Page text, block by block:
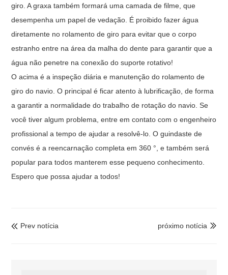
giro. A graxa também formará uma camada de filme, que
desempenha um papel de vedação. É proibido fazer água
diretamente no rolamento de giro para evitar que o corpo
estranho entre na área da malha do dente para garantir que a
água não penetre na conexão do suporte rotativo!
O acima é a inspeção diária e manutenção do rolamento de
giro do navio. O principal é ficar atento à lubrificação, de forma
a garantir a normalidade do trabalho de rotação do navio. Se
você tiver algum problema, entre em contato com o engenheiro
profissional a tempo de ajudar a resolvê-lo. O guindaste de
convés é a reencarnação completa em 360 °, e também será
popular para todos manterem esse pequeno conhecimento.
Espero que possa ajudar a todos!
 Prev notícia 
próximo notícia